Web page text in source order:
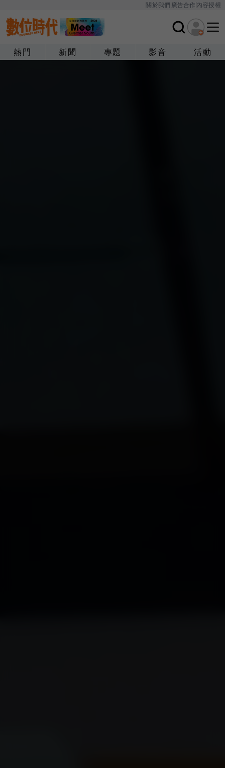
關於我們廣告合作內容授權
熱門 新聞 專題 影音 活動